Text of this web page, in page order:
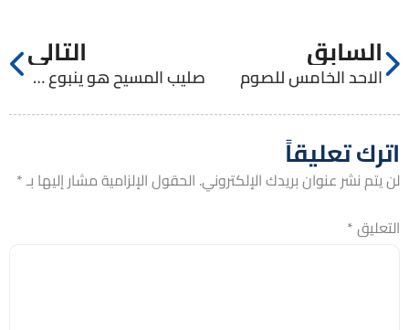
السابق
الاحد الخامس للصوم
التالي
صليب المسيح هو ينبوع جميع البركات
اترك تعليقاً
لن يتم نشر عنوان بريدك الإلكتروني. الحقول الإلزامية مشار إليها بـ*
التعليق*